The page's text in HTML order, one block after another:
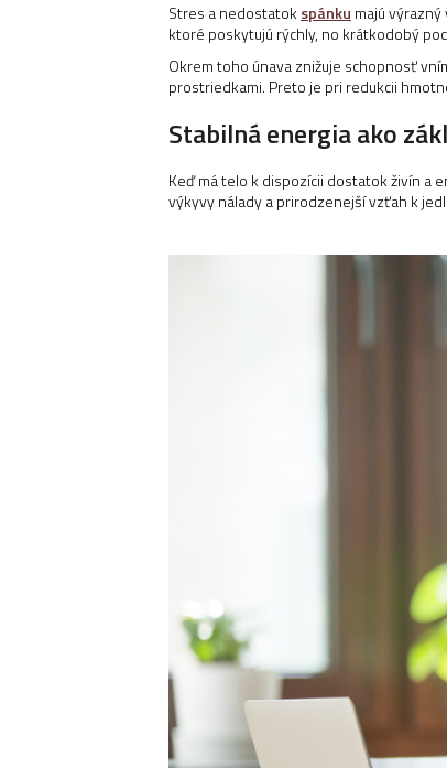
Stres a nedostatok spánku majú
ktoré poskytujú rýchly, no krátkodobý
Okrem toho únava znižuje schopnosť
prostriedkami. Preto je pri redukcii
Stabilná energia ako
Keď má telo k dispozícii dostatok živín a
výkyvy nálady a prirodzenejší vzťah k